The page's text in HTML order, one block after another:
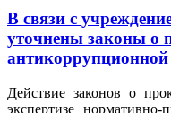
В связи с
уточнены законы о
Действие законов о
экспертизе